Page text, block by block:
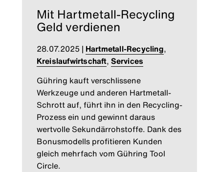
Mit Hartmetall-Recycling
Geld verdienen
28.07.2025 | Hartmetall-Recycling,
Kreislaufwirtschaft, Services
Gühring kauft verschlissene
Werkzeuge und anderen Hartmetall-
Schrott auf, führt ihn in den Recycling-
Prozess ein und gewinnt daraus
wertvolle Sekundärrohstoffe. Dank des
Bonusmodells profitieren Kunden
gleich mehrfach vom Gühring Tool
Circle.